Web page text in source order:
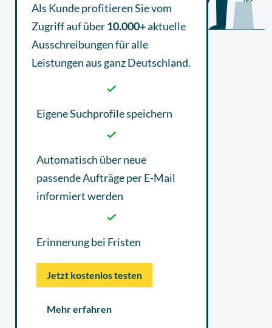
Als Kunde profitieren Sie vom
Zugriff auf über10.000+aktuelle
Ausschreibungenfür alle
Leistungen aus ganz Deutschland.
Eigene Suchprofile speichern
Automatisch über neue
passende Aufträge per E-Mail
informiert werden
Erinnerung bei Fristen
Jetzt kostenlos testen
Mehr erfahren